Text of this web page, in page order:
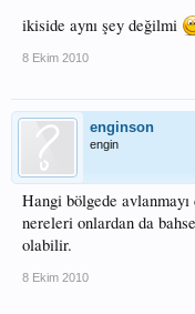
ikiside aynı şey değilmi
8 Ekim 2010
enginson
engin
Hangi bölgede
nereleri onlardan da
olabilir.
8 Ekim 2010